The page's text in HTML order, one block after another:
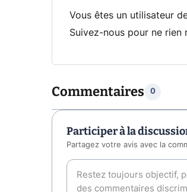
Vous êtes un utilisateur
Suivez-nous pour ne rien
Commentaires 0
Participer à la
Partagez votre avis avec la